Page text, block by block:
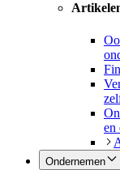
en
Ondernemen